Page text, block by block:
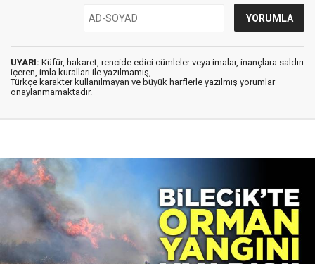
UYARI: Küfür, hakaret, rencide edici cümleler veya imalar, inançlara saldırı
içeren, imla kuralları ile yazılmamış,
Türkçe karakter kullanılmayan ve büyük harflerle yazılmış yorumlar
onaylanmamaktadır.